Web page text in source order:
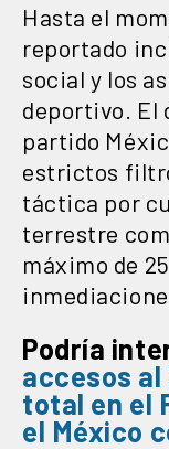
Hasta el
reportado
social y los
deportivo. El
partido
estrictos
táctica por
terrestre
máximo de
Podría
accesos al
total en el
el México